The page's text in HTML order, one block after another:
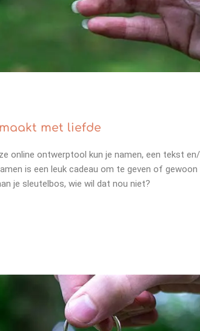
met liefde
online ontwerptool kun je namen, een tekst
is een leuk cadeau om te geven of
je sleutelbos, wie wil dat nou niet?